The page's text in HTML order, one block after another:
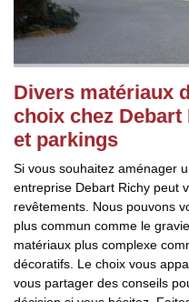
Divers matériaux
choix chez
et parkings
Si vous souhaitez aménager
entreprise Debart Richy peut
revêtements. Nous pouvons
plus commun comme le
matériaux plus complexe
décoratifs. Le choix vous
vous partager des conseils